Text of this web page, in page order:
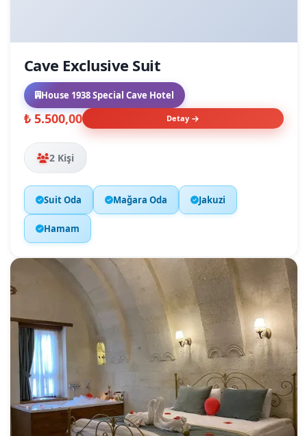
Cave Exclusive Suit
House 1938 Special Cave Hotel
₺ 5.500,00 Detay
2 Kişi
Suit Oda Mağara Oda Jakuzi
Hamam